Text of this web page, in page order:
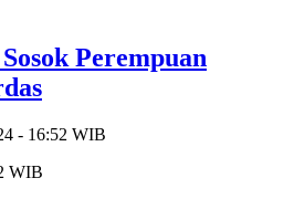
Perempuan
- 16:52 WIB
WIB